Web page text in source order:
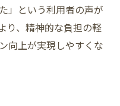
」という利用者の声が
り、精神的な負担の軽
向上が実現しやすくな